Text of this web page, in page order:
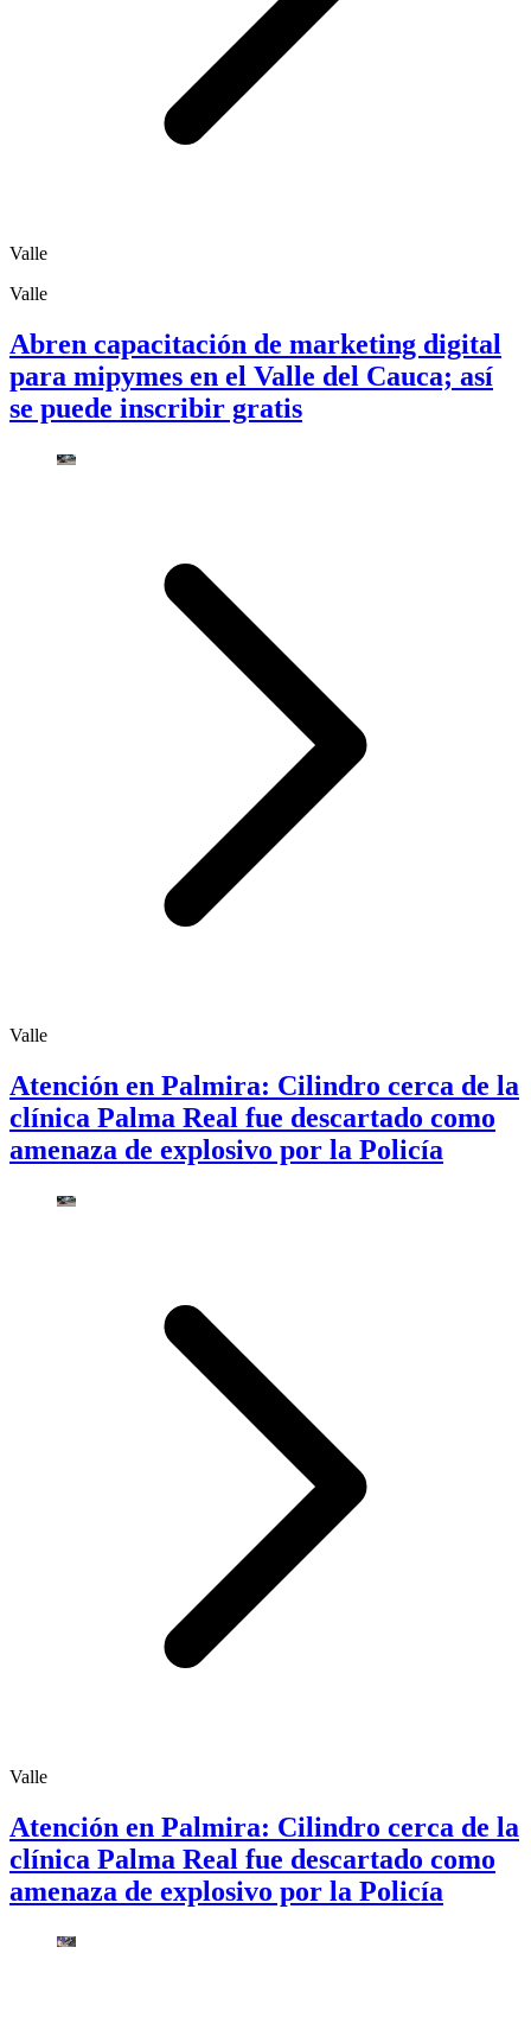
Valle
Valle
Abren capacitación de marketing digital
para mipymes en el Valle del Cauca; así
se puede inscribir gratis
Valle
Atención en Palmira: Cilindro cerca de la
clínica Palma Real fue descartado como
amenaza de explosivo por la Policía
Valle
Atención en Palmira: Cilindro cerca de la
clínica Palma Real fue descartado como
amenaza de explosivo por la Policía